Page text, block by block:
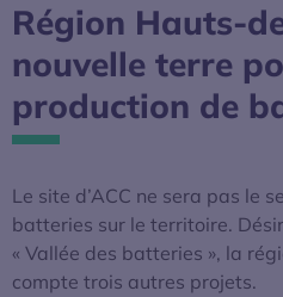
Région Hauts-
nouvelle terre
production de
Le site d’ACC ne sera pas le
batteries sur le territoire.
« Vallée des batteries », la
compte trois autres projets.